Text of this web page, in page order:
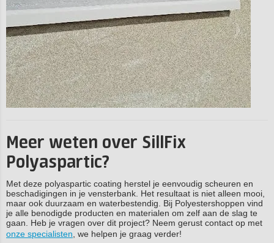
Meer weten over SillFix
Polyaspartic?
Met deze polyaspartic coating herstel je eenvoudig scheuren en
beschadigingen in je vensterbank. Het resultaat is niet alleen mooi,
maar ook duurzaam en waterbestendig. Bij Polyestershoppen vind
je alle benodigde producten en materialen om zelf aan de slag te
gaan. Heb je vragen over dit project? Neem gerust contact op met
onze specialisten , we helpen je graag verder!